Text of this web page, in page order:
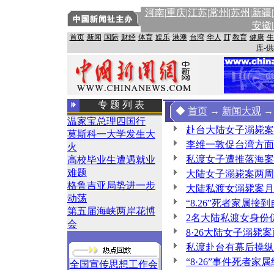
河南|重庆|江苏|常州 |苏州 |新疆|
安徽|
首页-新闻 - 国际-财经-体育-娱乐-港澳-台湾-华人 -IT-教育-健康-
库-
专 题 列 表
温家宝总理四国行
莫斯科一大学发生大
火
高校毕业生遭遇就业
难题
格鲁吉亚局势进一步
动荡
第五届海峡两岸花博
会
全国宣传思想工作会
◆ 首页 → 新闻大观
赴台大陆女子溺毙
李维一敦促台湾方
私渡女子遭推落海
大陆女子溺毙案两
大陆私渡女溺毙案
“8.26”死者家属接
2名大陆私渡女身份
8·26大陆女子溺毙
私渡赴台有幕后操
“8·26”事件死者家